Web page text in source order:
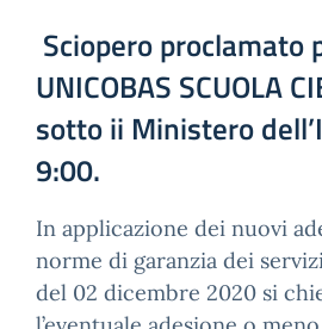
Sciopero proclamato
UNICOBAS SCUOLA
sotto ii Ministero
9:00.
In applicazione dei nuovi
norme di garanzia dei
del 02 dicembre 2020 si